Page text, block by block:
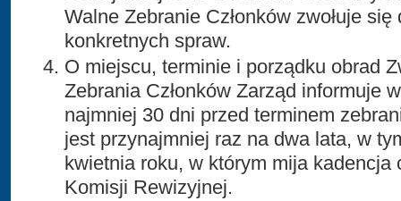
Walne Zebranie Członków zwołuje
konkretnych spraw.
O miejscu, terminie i porządku obrad
Zebrania Członków Zarząd informuje
najmniej 30 dni przed terminem
jest przynajmniej raz na dwa lata, w
kwietnia roku, w którym mija kadencja
Komisji Rewizyjnej.